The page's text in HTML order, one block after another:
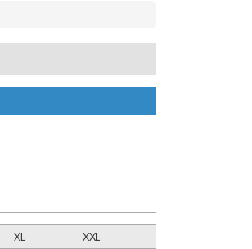
XL
XXL